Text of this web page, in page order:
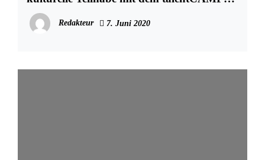
der Förde-vhs
Redakteur 7. Juni 2020